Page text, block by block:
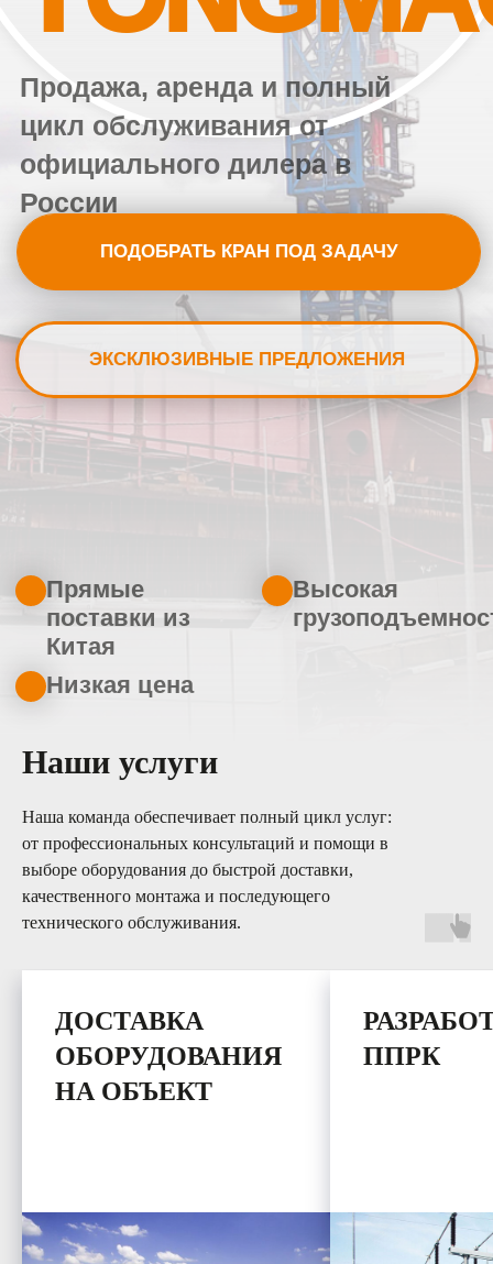
ЭКСКЛЮЗИВНЫЕ ПРЕДЛОЖЕНИЯ
грузоподъемность
Низкая цена
Прямые
Китая
Наши услуги
Наша команда обеспечивает полный цикл услуг:
от профессиональных консультаций и помощи в
выборе оборудования до быстрой доставки,
качественного монтажа и последующего
технического обслуживания.
ДОСТАВКА
ОБОРУДОВАНИЯ
НА ОБЪЕКТ
ППРК